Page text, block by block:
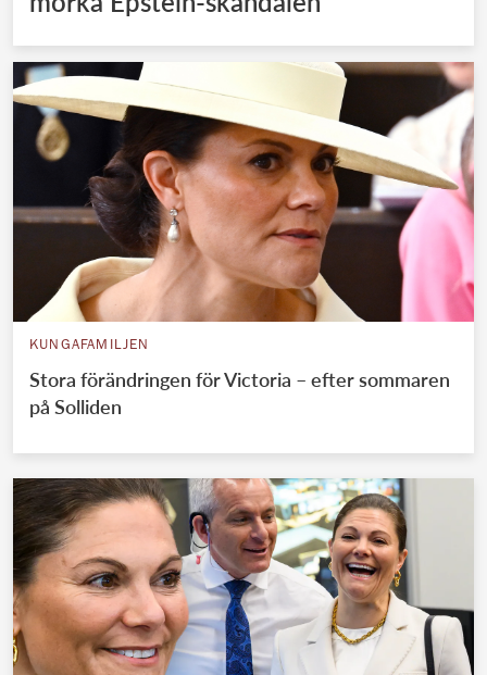
KUNGAFAMILJEN
Stora förändringen för Victoria – efter sommaren
på Solliden